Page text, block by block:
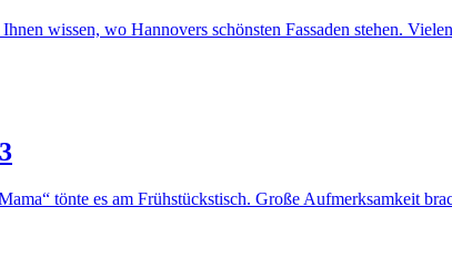
wissen, wo Hannovers schönsten Fassaden stehen.
tönte es am Frühstückstisch. Große Aufmerksamkeit